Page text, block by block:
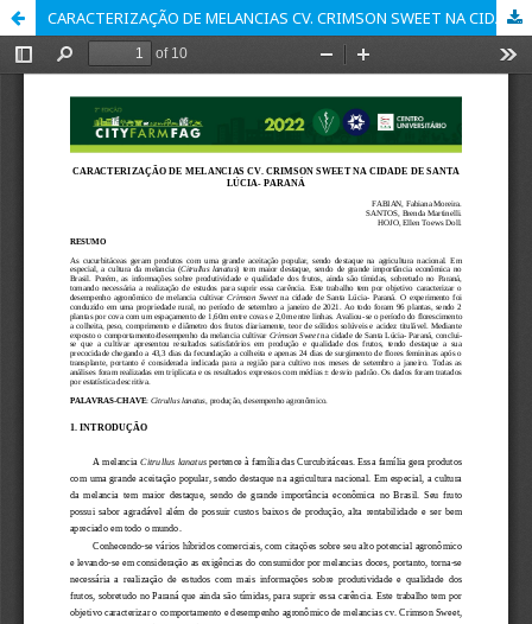
CARACTERIZAÇÃO DE MELANCIAS CV. CRIMSON SWEET NA CIDADE DE SANTA LÚCIA- PARANÁ